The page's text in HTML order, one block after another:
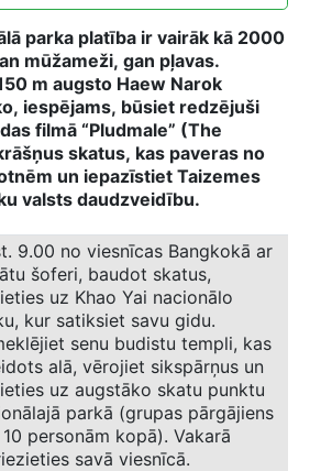
parka platība ir vairāk kā 2000
mūžameži, gan pļavas.
m augsto Haew Narok
iespējams, būsiet redzējuši
filmā “Pludmale” (The
skatus, kas paveras no
un iepazīstiet Taizemes
valsts daudzveidību.
9.00 no viesnīcas Bangkokā ar
šoferi, baudot skatus,
uz Khao Yai nacionālo
kur satiksiet savu gidu.
senu budistu templi, kas
alā, vērojiet sikspārņus un
uz augstāko skatu punktu
parkā (grupas pārgājiens
personām kopā). Vakarā
savā viesnīcā.